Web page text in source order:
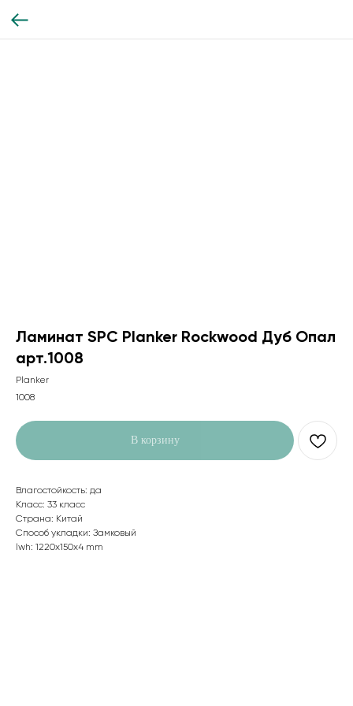
Ламинат SPC Planker Rockwood Дуб Опал
арт.1008
Planker
1008
В корзину
Влагостойкость: да
Класс: 33 класс
Страна: Китай
Способ укладки: Замковый
lwh: 1220x150x4 mm